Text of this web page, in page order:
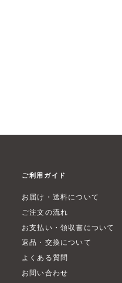
ご利用ガイド
お届け・送料について
ご注文の流れ
お支払い・領収書について
返品・交換について
よくある質問
お問い合わせ